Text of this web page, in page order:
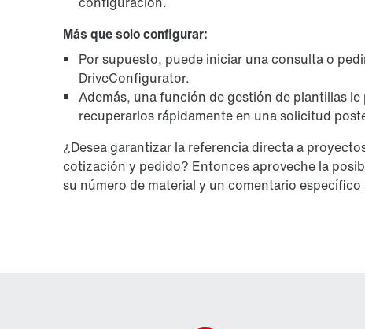
Más que solo configurar:
Por supuesto, puede iniciar una consulta o
DriveConfigurator.
Además, una función de gestión de plantillas
recuperarlos rápidamente en una solicitud
¿Desea garantizar la referencia directa a
cotización y pedido? Entonces aproveche la
su número de material y un comentario